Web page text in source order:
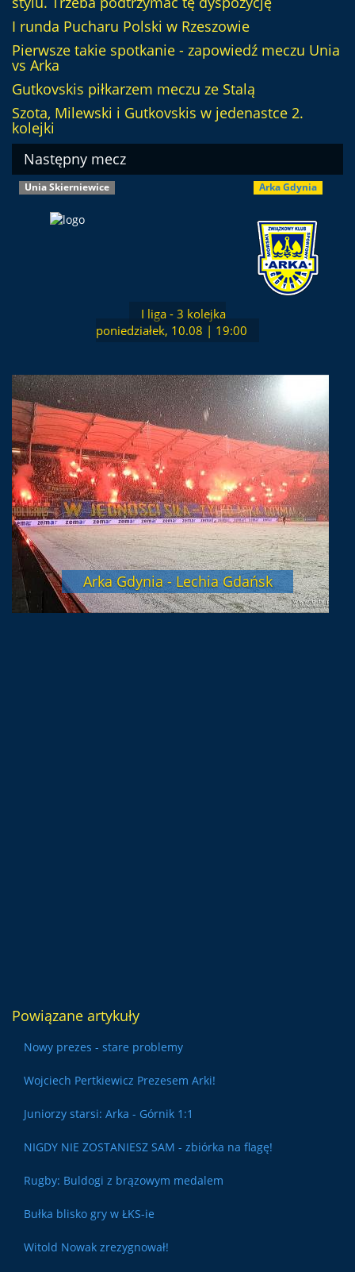
I runda Pucharu Polski w Rzeszowie
Pierwsze takie spotkanie - zapowiedź meczu Unia
vs Arka
Gutkovskis piłkarzem meczu ze Stalą
Szota, Milewski i Gutkovskis w jedenastce 2.
kolejki
Następny mecz
Unia Skierniewice Arka Gdynia
I liga - 3 kolejka
poniedziałek, 10.08 | 19:00
Arka Gdynia - Lechia Gdańsk
Powiązane artykuły
Nowy prezes - stare problemy
Wojciech Pertkiewicz Prezesem Arki!
Juniorzy starsi: Arka - Górnik 1:1
NIGDY NIE ZOSTANIESZ SAM - zbiórka na flagę!
Rugby: Buldogi z brązowym medalem
Bułka blisko gry w ŁKS-ie
Witold Nowak zrezygnował!